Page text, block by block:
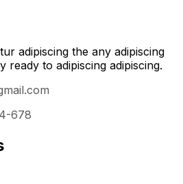
adipiscing the any adipiscing
ready to adipiscing adipiscing.
678